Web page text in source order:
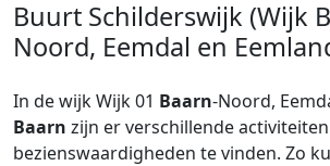
Buurt Schilderswijk (Wijk
Noord, Eemdal en
In de wijk Wijk 01 Baarn-Noord,
Baarn zijn er verschillende
bezienswaardigheden te vinden. Zo